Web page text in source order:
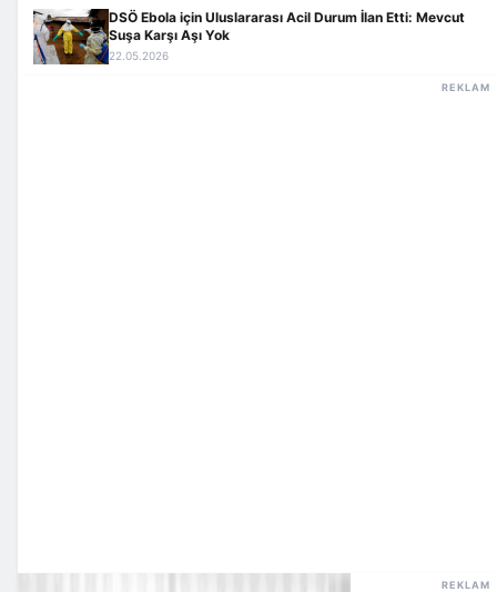
DSÖ Ebola için Uluslararası Acil Durum İlan Etti: Mevcut
Suşa Karşı Aşı Yok
22.05.2026
REKLAM
REKLAM